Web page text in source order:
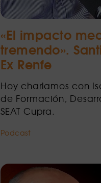
«El impacto
tremendo».
Ex Renfe
Hoy charlamos con
de Formación,
SEAT Cupra.
Podcast